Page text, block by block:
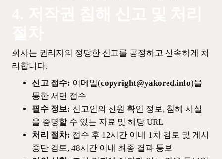
회사는 권리자의 정당한 신고를 공정하고 신속하게 처
리합니다.
신고 접수: 이메일(copyright@yakored.info)을
통한 서면 접수
필수 정보: 신고인의 신원 확인 정보, 침해 사실
을 증명할 수 있는 자료 및 해당 URL
처리 절차: 접수 후 12시간 이내 1차 검토 및 게시
중단 검토, 48시간 이내 최종 결과 통보